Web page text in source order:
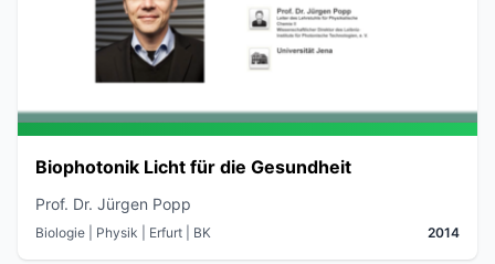
Biophotonik Licht für die Gesundheit
Prof. Dr. Jürgen Popp
Biologie | Physik | Erfurt | BK 2014